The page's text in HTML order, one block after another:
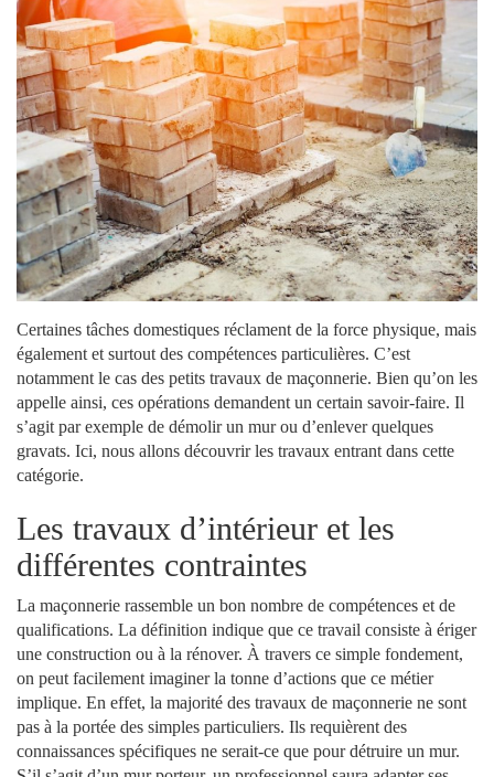
Certaines tâches domestiques réclament de la force physique, mais
également et surtout des compétences particulières. C’est
notamment le cas des petits travaux de maçonnerie. Bien qu’on les
appelle ainsi, ces opérations demandent un certain savoir-faire. Il
s’agit par exemple de démolir un mur ou d’enlever quelques
gravats. Ici, nous allons découvrir les travaux entrant dans cette
catégorie.
Les travaux d’intérieur et les
différentes contraintes
La maçonnerie rassemble un bon nombre de compétences et de
qualifications. La définition indique que ce travail consiste à ériger
une construction ou à la rénover. À travers ce simple fondement,
on peut facilement imaginer la tonne d’actions que ce métier
implique. En effet, la majorité des travaux de maçonnerie ne sont
pas à la portée des simples particuliers. Ils requièrent des
connaissances spécifiques ne serait-ce que pour détruire un mur.